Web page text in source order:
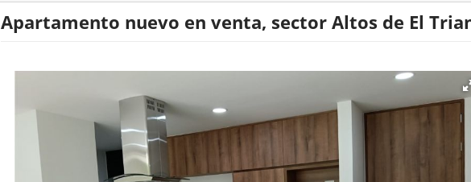
Apartamento nuevo en venta, sector Altos de El